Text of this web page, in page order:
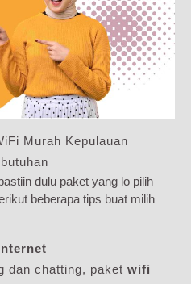
Murah Kepulauan
dulu paket yang lo pilih
beberapa tips buat milih
dan chatting, paket wifi